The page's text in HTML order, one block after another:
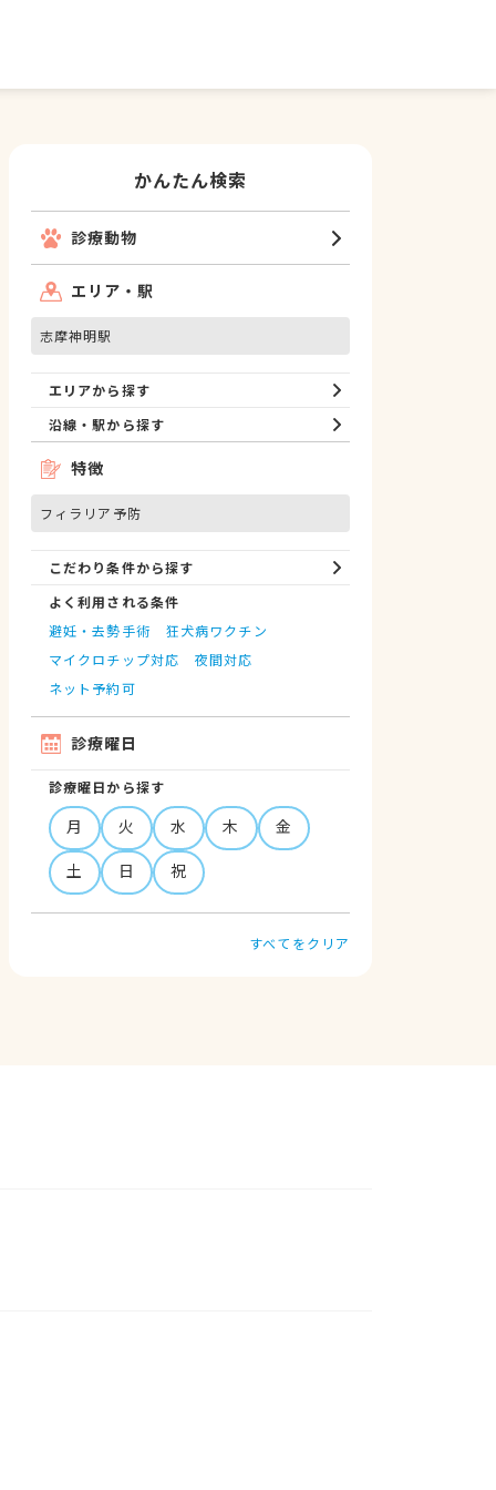
かんたん検索
診療動物
エリア・駅
志摩神明駅
エリアから探す
沿線・駅から探す
特徴
フィラリア予防
こだわり条件から探す
よく利用される条件
避妊・去勢手術
狂犬病ワクチン
マイクロチップ対応
夜間対応
ネット予約可
診療曜日
診療曜日から探す
月 火 水 木
金
土
日 祝
すべてをクリア